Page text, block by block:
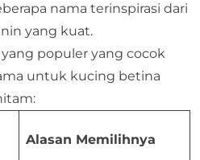
nama terinspirasi dari
yang kuat.
populer yang cocok
untuk kucing betina
Alasan Memilihnya